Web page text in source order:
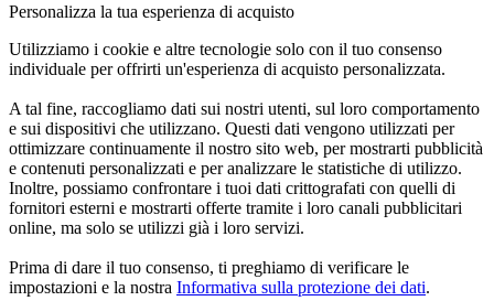
Personalizza la tua esperienza di acquisto
Utilizziamo i cookie e altre tecnologie solo con il tuo consenso
individuale per offrirti un'esperienza di acquisto personalizzata.
A tal fine, raccogliamo dati sui nostri utenti, sul loro comportamento
e sui dispositivi che utilizzano. Questi dati vengono utilizzati per
ottimizzare continuamente il nostro sito web, per mostrarti pubblicità
e contenuti personalizzati e per analizzare le statistiche di utilizzo.
Inoltre, possiamo confrontare i tuoi dati crittografati con quelli di
fornitori esterni e mostrarti offerte tramite i loro canali pubblicitari
online, ma solo se utilizzi già i loro servizi.
Prima di dare il tuo consenso, ti preghiamo di verificare le
impostazioni e la nostra Informativa sulla protezione dei dati.